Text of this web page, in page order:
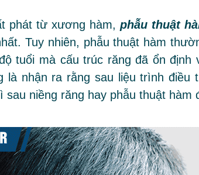
phát từ xương hàm, phẫu thuật
Tuy nhiên, phẫu thuật hàm
tuổi mà cấu trúc răng đã ổn định
là nhận ra rằng sau liệu trình điều
niềng răng hay phẫu thuật hàm